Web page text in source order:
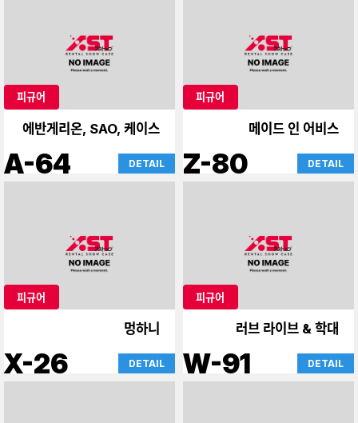
피규어
에반게리온, SAO, 케이스
A-64 DETAIL
피규어
메이드 인 어비스
Z-80 DETAIL
피규어
멍하니
X-26 DETAIL
피규어
러브 라이브 & 학대
W-91 DETAIL